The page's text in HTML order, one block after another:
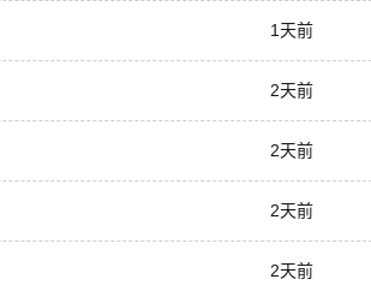
1天前
2天前
2天前
2天前
2天前